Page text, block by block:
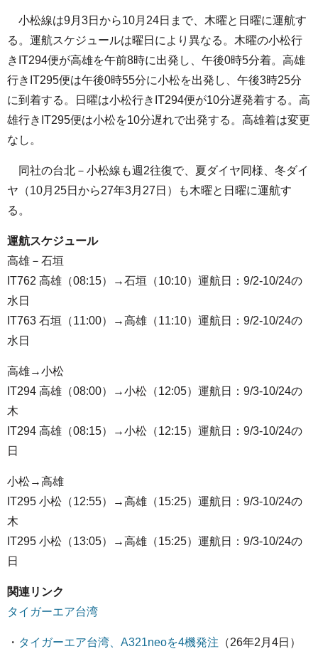
小松線は9月3日から10月24日まで、木曜と日曜に運航す
る。運航スケジュールは曜日により異なる。木曜の小松行
きIT294便が高雄を午前8時に出発し、午後0時5分着。高雄
行きIT295便は午後0時55分に小松を出発し、午後3時25分
に到着する。日曜は小松行きIT294便が10分遅発着する。高
雄行きIT295便は小松を10分遅れで出発する。高雄着は変更
なし。
同社の台北－小松線も週2往復で、夏ダイヤ同様、冬ダイ
ヤ（10月25日から27年3月27日）も木曜と日曜に運航す
る。
運航スケジュール
高雄－石垣
IT762 高雄（08:15）→石垣（10:10）運航日：9/2-10/24の
水日
IT763 石垣（11:00）→高雄（11:10）運航日：9/2-10/24の
水日
高雄→小松
IT294 高雄（08:00）→小松（12:05）運航日：9/3-10/24の
木
IT294 高雄（08:15）→小松（12:15）運航日：9/3-10/24の
日
小松→高雄
IT295 小松（12:55）→高雄（15:25）運航日：9/3-10/24の
木
IT295 小松（13:05）→高雄（15:25）運航日：9/3-10/24の
日
関連リンク
タイガーエア台湾
・ タイガーエア台湾、A321neoを4機発注 （26年2月4日）